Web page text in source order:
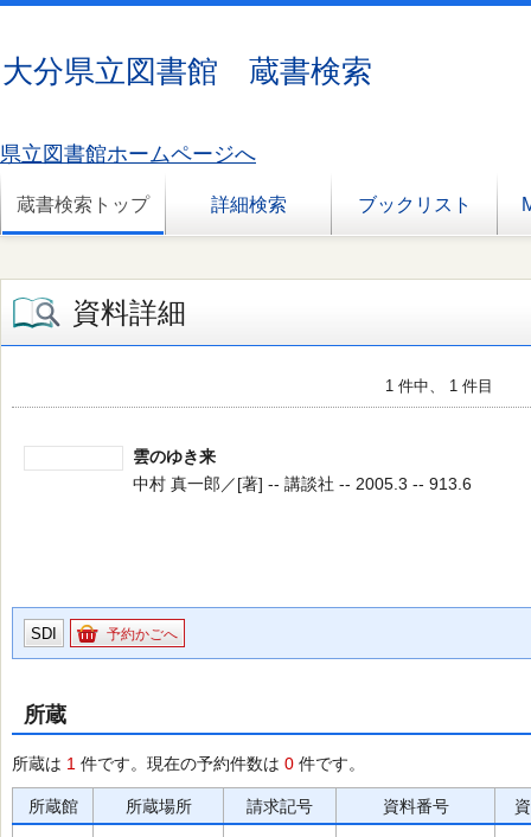
大分県立図書館 蔵書検索
県立図書館ホームページへ
蔵書検索トップ 詳細検索 ブックリスト
資料詳細
1 件中、 1 件目
雲のゆき来
中村 真一郎／[著] -- 講談社 -- 2005.3 -- 913.6
SDI 予約かごへ
所蔵
所蔵は 1 件です。現在の予約件数は 0 件です。
所蔵館 所蔵場所 請求記号 資料番号